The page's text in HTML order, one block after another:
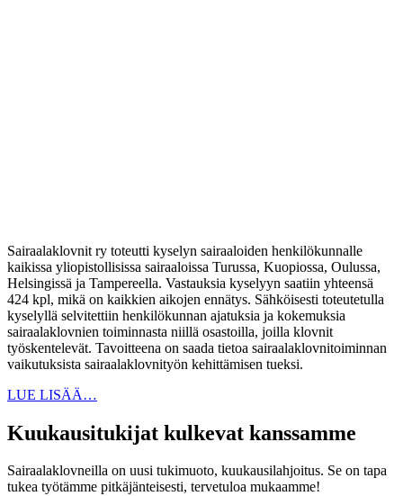
Sairaalaklovnit ry toteutti kyselyn sairaaloiden henkilökunnalle
kaikissa yliopistollisissa sairaaloissa Turussa, Kuopiossa, Oulussa,
Helsingissä ja Tampereella. Vastauksia kyselyyn saatiin yhteensä
424 kpl, mikä on kaikkien aikojen ennätys. Sähköisesti toteutetulla
kyselyllä selvitettiin henkilökunnan ajatuksia ja kokemuksia
sairaalaklovnien toiminnasta niillä osastoilla, joilla klovnit
työskentelevät. Tavoitteena on saada tietoa sairaalaklovnitoiminnan
vaikutuksista sairaalaklovnityön kehittämisen tueksi.
LUE LISÄÄ…
Kuukausitukijat kulkevat kanssamme
Sairaalaklovneilla on uusi tukimuoto, kuukausilahjoitus. Se on tapa
tukea työtämme pitkäjänteisesti, tervetuloa mukaamme!